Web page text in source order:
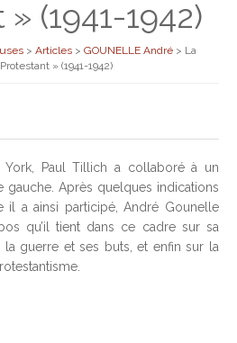
(1941-1942)
> Articles > GOUNELLE André > La
» (1941-1942)
York, Paul Tillich a collaboré à un
gauche. Après quelques indications
il a ainsi participé, André Gounelle
qu’il tient dans ce cadre sur sa
la guerre et ses buts, et enfin sur la